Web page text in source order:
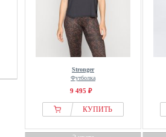
Stronger
Футболка
9 495 ₽
КУПИТЬ